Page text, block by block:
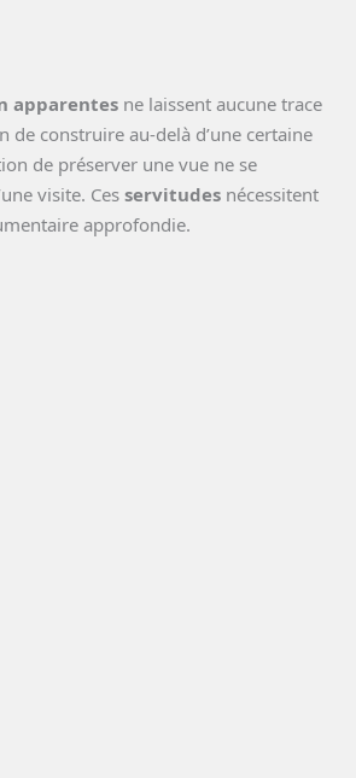
apparentes ne laissent aucune trace
de construire au-delà d’une certaine
de préserver une vue ne se
visite. Ces servitudes nécessitent
approfondie.